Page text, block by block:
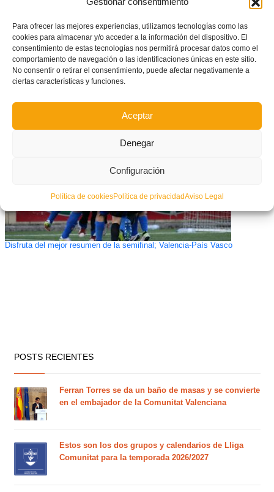
Para ofrecer las mejores experiencias, utilizamos tecnologías como las
cookies para almacenar y/o acceder a la información del dispositivo. El
consentimiento de estas tecnologías nos permitirá procesar datos como el
comportamiento de navegación o las identificaciones únicas en este sitio.
No consentir o retirar el consentimiento, puede afectar negativamente a
ciertas características y funciones.
Aceptar
Denegar
Configuración
Política de cookiesPolítica de privacidadAviso Legal
El Levante vence al campeón iraní y se planta en octavos de la World
Winners Cup
Disfruta del mejor resumen de la semifinal; Valencia-País Vasco
POSTS RECIENTES
Ferran Torres se da un baño de masas y se convierte
en el embajador de la Comunitat Valenciana
Estos son los dos grupos y calendarios de Lliga
Comunitat para la temporada 2026/2027